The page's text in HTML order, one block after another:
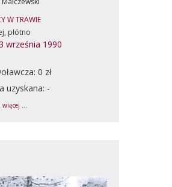
W TRAWIE
płótno
września 1990
0 zł
uzyskana: -
więcej ...